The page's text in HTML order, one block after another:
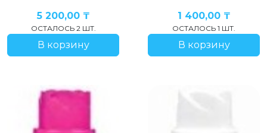
5 200,00 ₸
ОСТАЛОСЬ 2 ШТ.
В корзину
1 400,00 ₸
ОСТАЛОСЬ 1 ШТ.
В корзину